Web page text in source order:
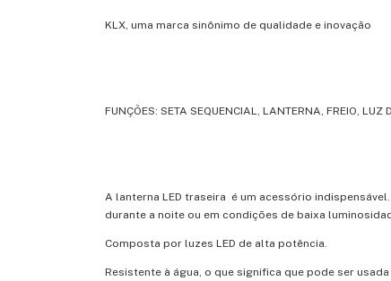
KLX, uma marca sinônimo de qualidade e inovação
FUNÇÕES: SETA SEQUENCIAL, LANTERNA, FREIO, LUZ
A lanterna LED traseira é um acessório
durante a noite ou em condições de baixa
Composta por luzes LED de alta potência.
Resistente à água, o que significa que pode ser